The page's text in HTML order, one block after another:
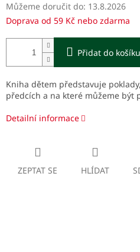
Můžeme doručit do: 13.8.2026
Doprava od 59 Kč nebo zdarma
Přidat do košíku
Kniha dětem představuje
předcích a na které můžeme být
Detailní informace
ZEPTAT SE HLÍDAT